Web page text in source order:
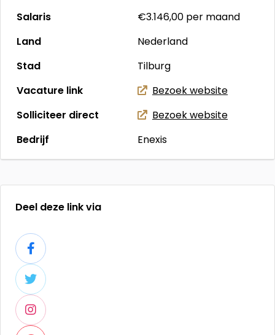
Salaris €3.146,00 per maand
Land
Nederland
Stad
Tilburg
Vacature link
Bezoek website
Solliciteer direct
Bezoek website
Bedrijf
Enexis
Deel deze link via